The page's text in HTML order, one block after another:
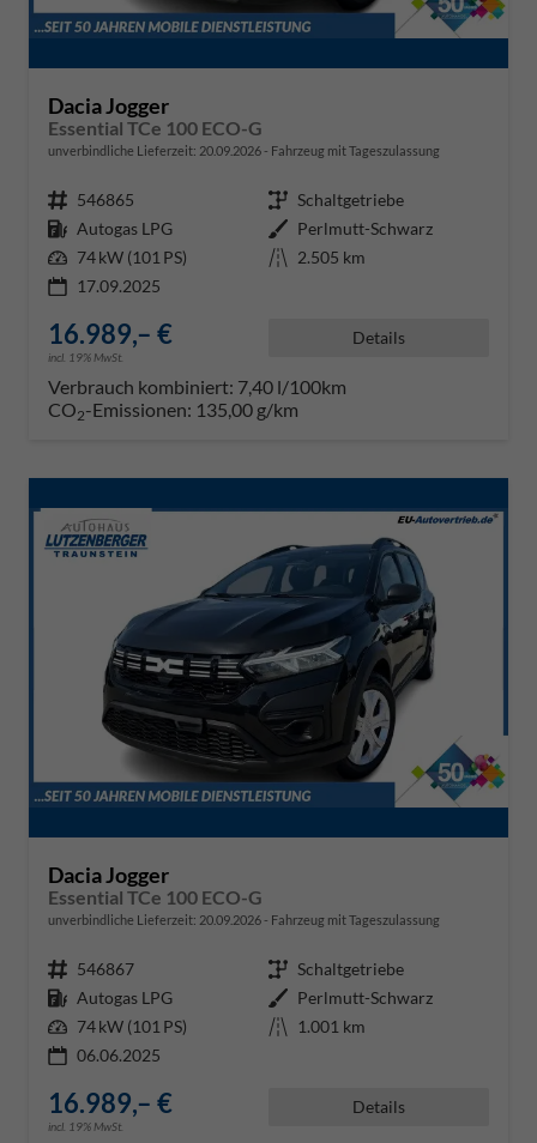
Dacia Jogger
Essential TCe 100 ECO-G
unverbindliche Lieferzeit: 20.09.2026 Fahrzeug mit Tageszulassung
Fahrzeugnr. 546865 Getriebe Schaltgetriebe
Kraftstoff Autogas LPG Außenfarbe Perlmutt-Schwarz
Leistung 74 kW (101 PS) Kilometerstand 2.505 km
17.09.2025
16.989,– €
incl. 19% MwSt.
Details
Verbrauch kombiniert: 7,40 l/100km
CO2-Emissionen: 135,00 g/km
Dacia Jogger
Essential TCe 100 ECO-G
unverbindliche Lieferzeit: 20.09.2026 Fahrzeug mit Tageszulassung
Fahrzeugnr. 546867 Getriebe Schaltgetriebe
Kraftstoff Autogas LPG Außenfarbe Perlmutt-Schwarz
Leistung 74 kW (101 PS) Kilometerstand 1.001 km
06.06.2025
16.989,– €
incl. 19% MwSt.
Details